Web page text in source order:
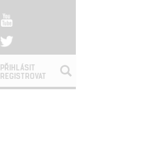
PŘIHLÁSIT
REGISTROVAT